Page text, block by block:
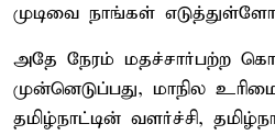
முடிவை நாங்கள்
அதே நேரம் மதச்சார்பற்ற
முன்னெடுப்பது, மாநில
தமிழ்நாட்டின் வளர்ச்சி,